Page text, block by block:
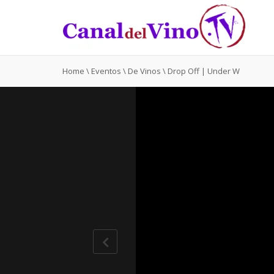
Home \ Eventos \ De Vinos \ Drop Off | Under W